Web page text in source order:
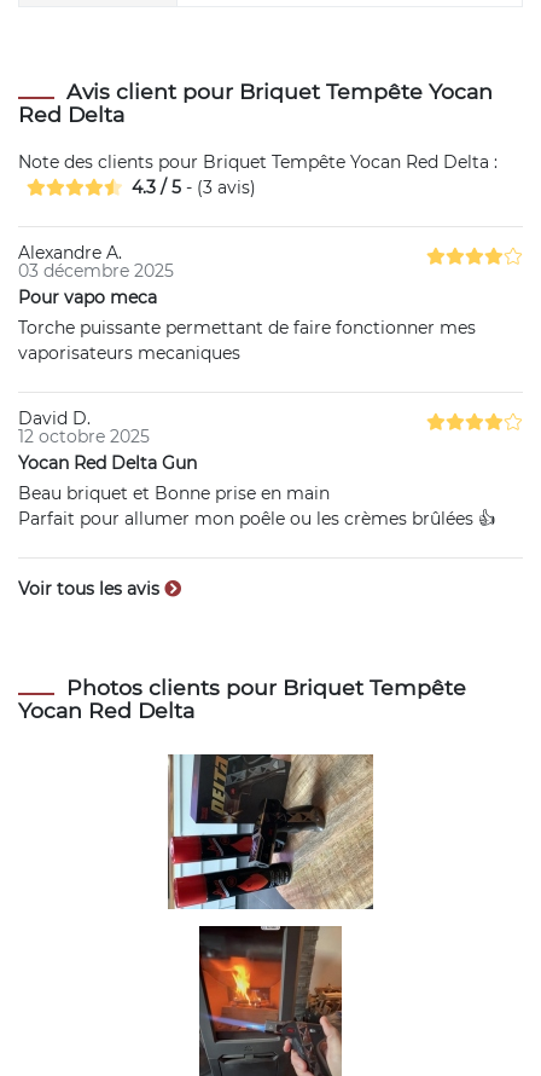
Avis client pour Briquet Tempête Yocan
Red Delta
Note des clients pour Briquet Tempête Yocan Red Delta :
4.3 /5 - (3 avis)
Alexandre A.
03 décembre 2025
Pour vapo meca
Torche puissante permettant de faire fonctionner mes
vaporisateurs mecaniques
David D.
12 octobre 2025
Yocan Red Delta Gun
Beau briquet et Bonne prise en main
Parfait pour allumer mon poêle ou les crèmes brûlées 👍
Voir tous les avis
Photos clients pour Briquet Tempête
Yocan Red Delta